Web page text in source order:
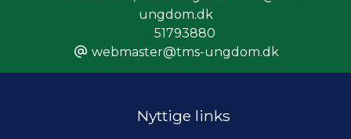
ungdom.dk
51793880
webmaster@tms-ungdom.dk
Nyttige links